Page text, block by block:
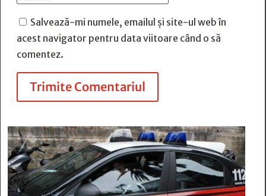
Salvează-mi numele, emailul și site-ul web în
acest navigator pentru data viitoare când o să
comentez.
Trimite Comentariul